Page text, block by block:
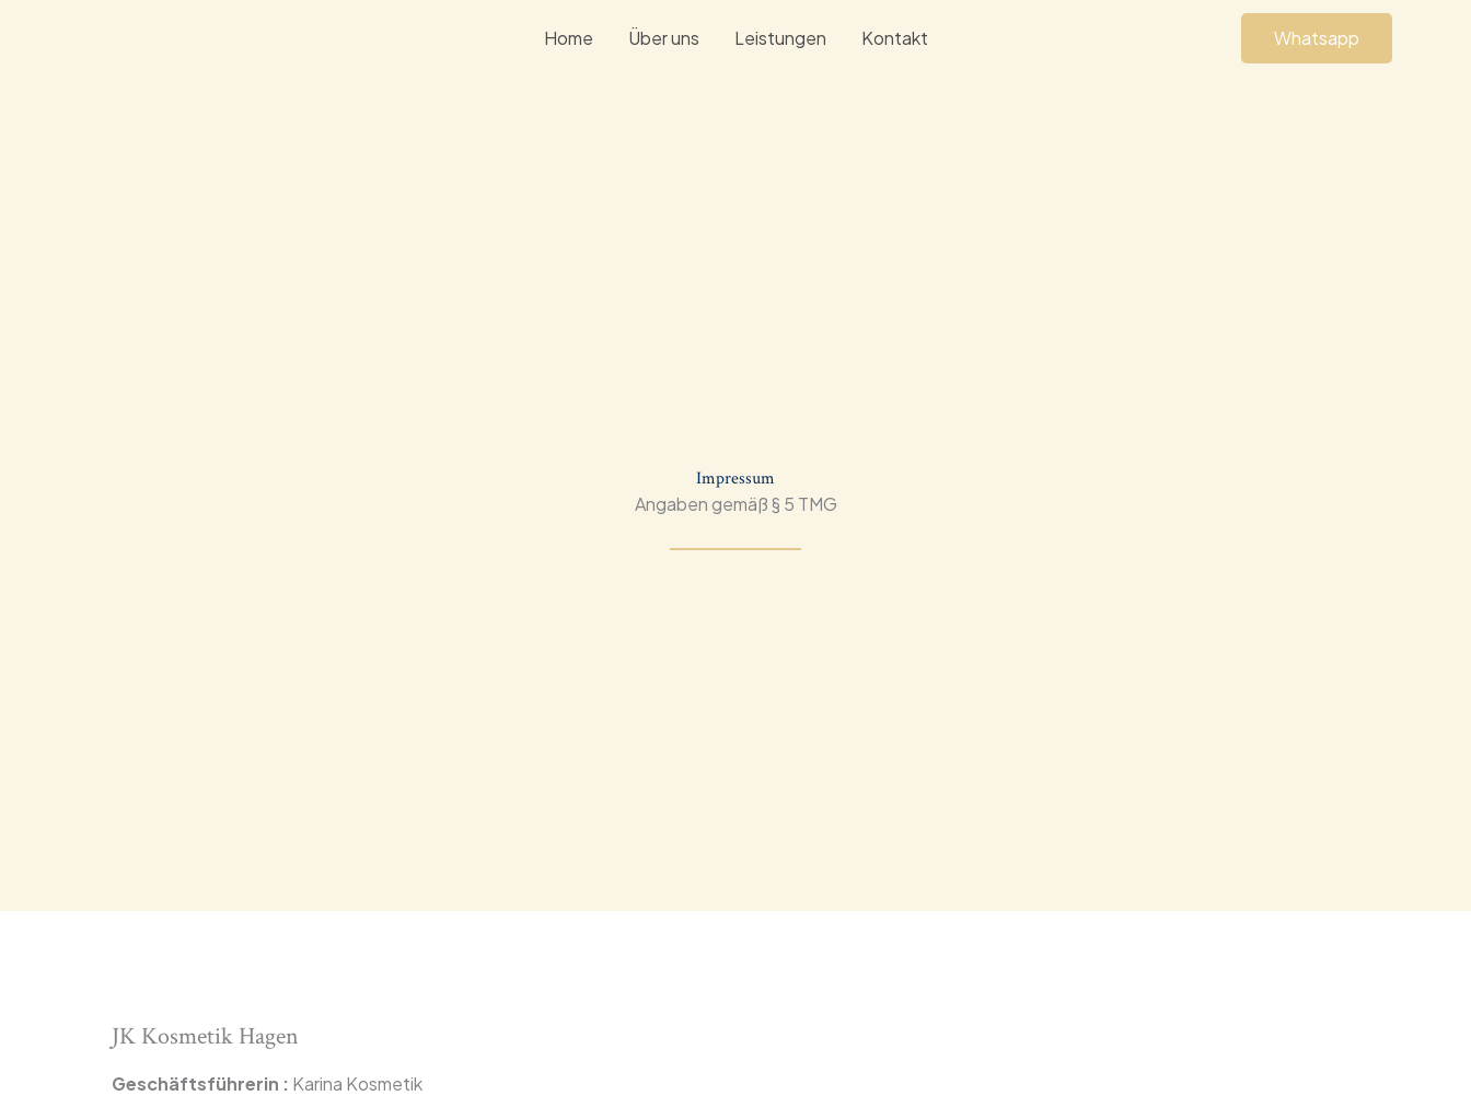
Home Über uns Leistungen Kontakt Whatsapp
Impressum
Angaben gemäß § 5 TMG
JK Kosmetik Hagen
Geschäftsführerin : Karina Kosmetik